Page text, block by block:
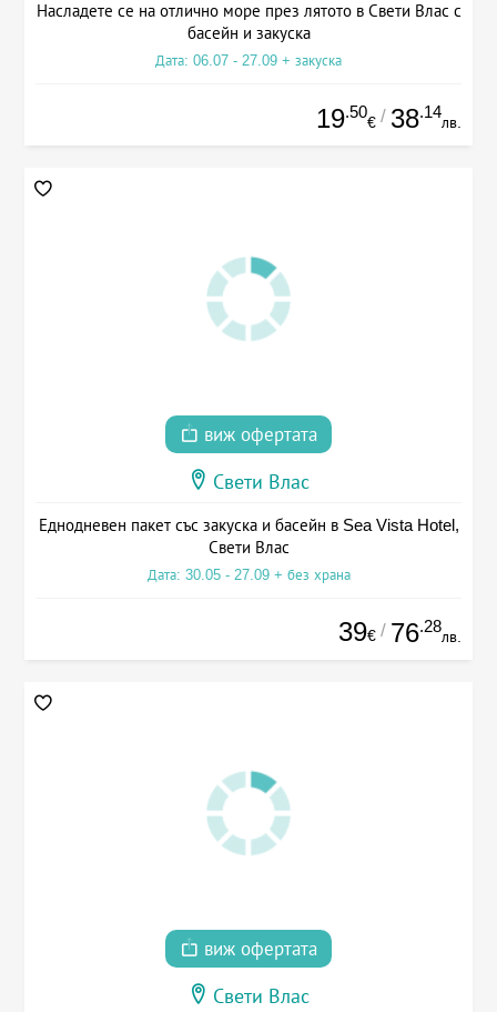
Насладете се на отлично море през лятото в Свети Влас с
басейн и закуска
Дата: 06.07 - 27.09 + закуска
19.50
€ / 38.14
лв.
виж офертата
Свети Влас
Еднодневен пакет със закуска и басейн в Sea Vista Hotel,
Свети Влас
Дата: 30.05 - 27.09 + без храна
39€ / 76.28
лв.
виж офертата
Свети Влас